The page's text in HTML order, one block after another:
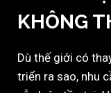
KHÔNG
Dù thế giới có
triển ra sao, nhu